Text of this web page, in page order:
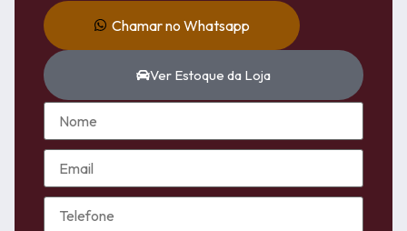
Chamar no Whatsapp
Ver Estoque da Loja